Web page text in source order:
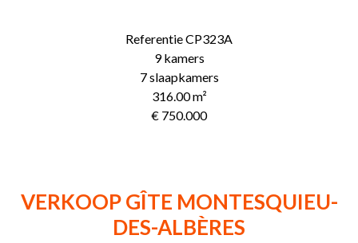
ReferentieCP323A
9 kamers
7 slaapkamers
316.00m²
€ 750.000
VERKOOP GÎTE MONTESQUIEU-
DES-ALBÈRES